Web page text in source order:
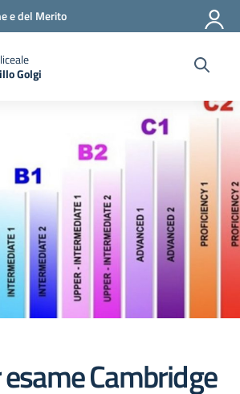
e del Merito
Golgi
la pagina iniziale della scuola
Cambridge